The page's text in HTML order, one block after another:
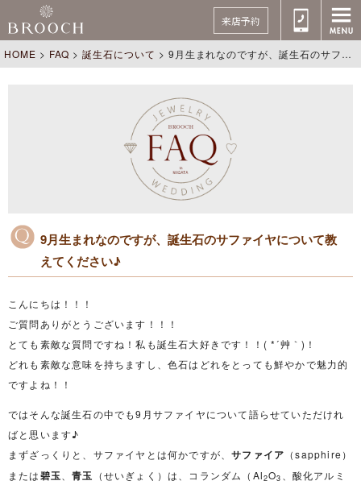
来店予約
HOME > FAQ >誕生石について > 9月生まれなのですが、誕生石のサファイヤについて教えてください♪
9月生まれなのですが、誕生石のサファイヤについて教
えてください♪
こんにちは！！！
ご質問ありがとうございます！！！
とても素敵な質問ですね！私も誕生石大好きです！！( *´艸｀)！
どれも素敵な意味を持ちますし、色石はどれをとっても鮮やかで魅力的
ですよね！！
ではそんな誕生石の中でも9月サファイヤについて語らせていただけれ
ばと思います♪
まずざっくりと、サファイヤとは何かですが、サファイア （sapphire）
または碧玉 、青玉 （せいぎょく）は、コランダム（Al2O3
、酸化アルミ